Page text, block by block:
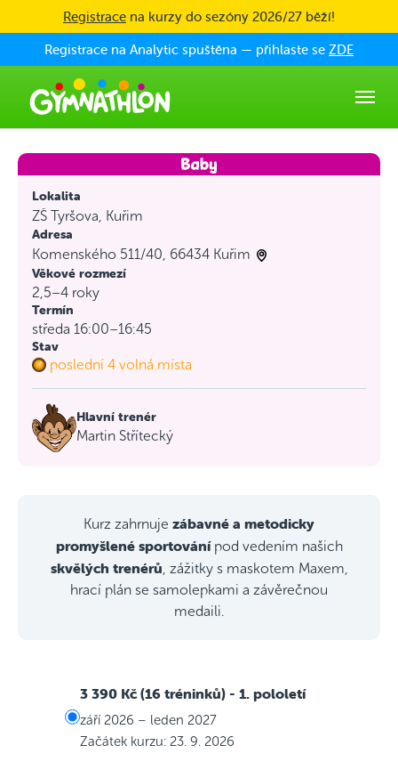
Skip to main content
Registrace na kurzy do sezóny 2026/27 běží!
Registrace na Analytic spuštěna — přihlaste se ZDE
Lokalita
ZŠ Tyršova, Kuřim
Adresa
Komenského 511/40, 66434 Kuřim
Věkové rozmezí
2,5–4 roky
Termín
středa 16:00–16:45
Stav
poslední 4 volná místa
Hlavní trenér
Martin Střítecký
Kurz zahrnuje zábavné a metodicky
promyšlené sportovánípod vedením našich
skvělých trenérů , zážitky s maskotem Maxem,
hrací plán se samolepkami a závěrečnou
medaili.
3 390 Kč (16 tréninků) - 1. pololetí
září 2026 – leden 2027
Začátek kurzu: 23. 9. 2026